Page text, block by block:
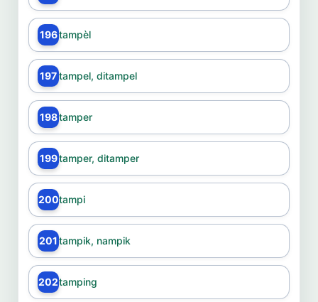
196tampèl
197tampel, ditampel
198tamper
199tamper, ditamper
200tampi
201tampik, nampik
202tamping